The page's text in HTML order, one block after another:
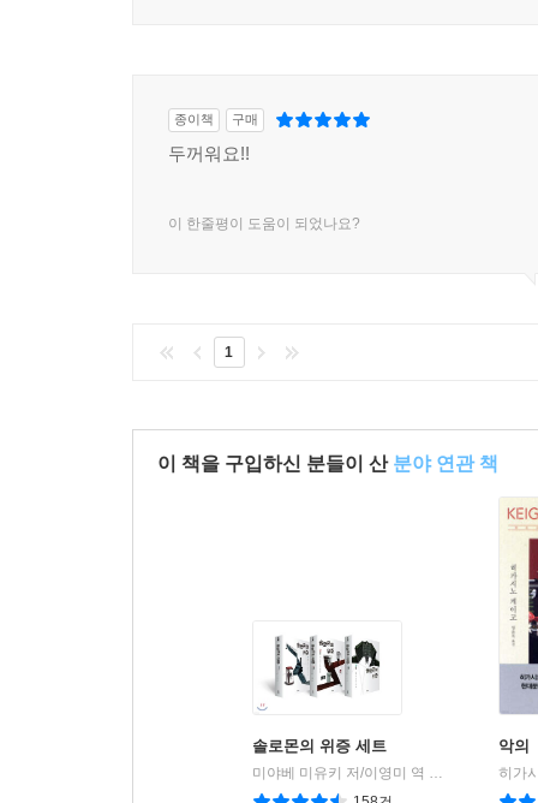
종이책 구매
두꺼워요!!
이 한줄평이 도움이 되었나요?
1
이 책을 구입하신 분들이 산 분야 연관 책
솔로몬의 위증 세트
미야베 미유키 저/이영미 역 | 문학동네
악의